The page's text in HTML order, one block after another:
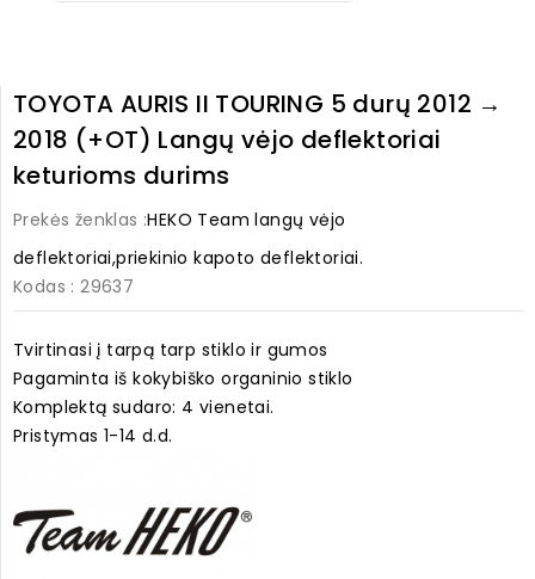
TOYOTA AURIS II TOURING 5 durų 2012 →
2018 (+OT) Langų vėjo deflektoriai
keturioms durims
Prekės ženklas :HEKO Team langų vėjo
deflektoriai,priekinio kapoto deflektoriai.
Kodas : 29637
Tvirtinasi į tarpą tarp stiklo ir gumos
Pagaminta iš kokybiško organinio stiklo
Komplektą sudaro: 4 vienetai.
Pristymas 1-14 d.d.